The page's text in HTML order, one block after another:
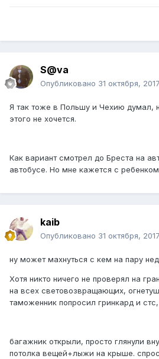
S@va
Опубликовано 31 октября, 2017
Я так тоже в Польшу и Чехию думал,
этого не хочется.
Как вариант смотрел до Бреста на
автобусе. Но мне кажется с
kaib
Опубликовано 31 октября, 2017
ну может махнуться с кем на пару
Хотя никто ничего не проверял на
на всех световозвращающих,
таможенник попросил гринкард и
багажник открыли, просто глянули
потолка вещей+лыжи на крыше.